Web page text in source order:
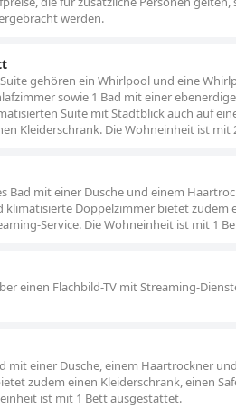
werden.
gehören ein Whirlpool und eine
sowie 1 Bad mit einer
Suite mit Stadtblick auch auf
Kleiderschrank. Die Wohneinheit ist
Bad mit einer Dusche und einem
Doppelzimmer bietet zudem
Service. Die Wohneinheit ist mit 1
einen Flachbild-TV mit Streaming-
mit einer Dusche, einem Haartrockner
zudem einen Kleiderschrank, einen
ist mit 1 Bett ausgestattet.